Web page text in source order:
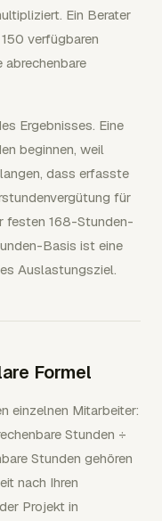
Ein Berater
verfügbaren
abrechenbare
Ergebnisses. Eine
beginnen, weil
dass erfasste
für
festen 168-Stunden-
Basis ist eine
Auslastungsziel.
Formel
einzelnen Mitarbeiter:
Stunden ÷
Stunden gehören
nach Ihren
Projekt in